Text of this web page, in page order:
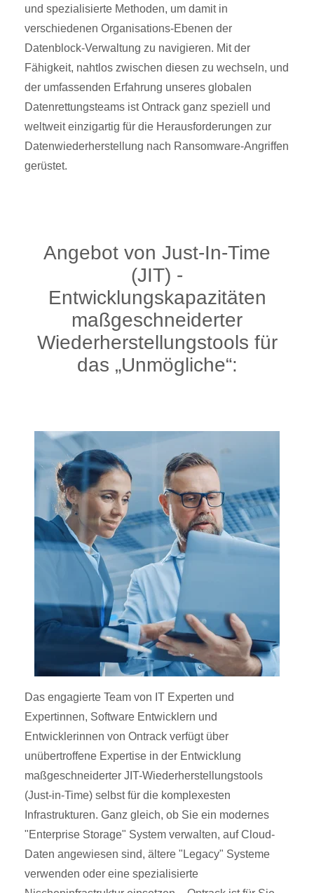
und spezialisierte Methoden, um damit in
verschiedenen Organisations-Ebenen der
Datenblock-Verwaltung zu navigieren. Mit der
Fähigkeit, nahtlos zwischen diesen zu wechseln, und
der umfassenden Erfahrung unseres globalen
Datenrettungsteams ist Ontrack ganz speziell und
weltweit einzigartig für die Herausforderungen zur
Datenwiederherstellung nach Ransomware-Angriffen
gerüstet.
Angebot von Just-In-Time
(JIT) -
Entwicklungskapazitäten
maßgeschneiderter
Wiederherstellungstools für
das „Unmögliche“:
Das engagierte Team von IT Experten und
Expertinnen, Software Entwicklern und
Entwicklerinnen von Ontrack verfügt über
unübertroffene Expertise in der Entwicklung
maßgeschneiderter JIT-Wiederherstellungstools
(Just-in-Time) selbst für die komplexesten
Infrastrukturen. Ganz gleich, ob Sie ein modernes
"Enterprise Storage" System verwalten, auf Cloud-
Daten angewiesen sind, ältere "Legacy" Systeme
verwenden oder eine spezialisierte